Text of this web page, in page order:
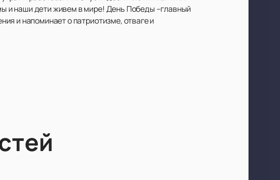
и наши дети живем в мире! День Победы –главный
и напоминает о патриотизме, отваге и